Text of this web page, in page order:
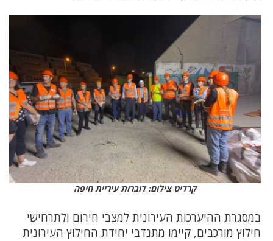
קרדיט צילום: דוברות עיריית חיפה
במסגרת ההיערכות העירונית למצבי חירום ולתרחישי
חילוץ מורכבים, קיימו מתנדבי יחידת החילוץ העירונית